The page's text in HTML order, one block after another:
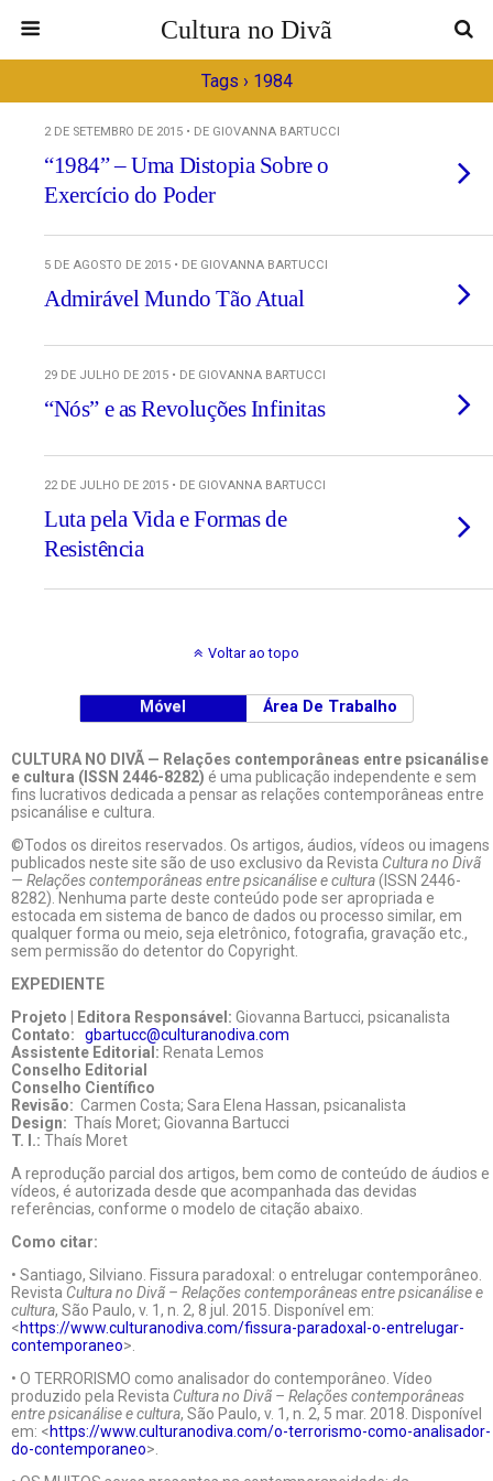
Cultura no Divã
Tags › 1984
2 DE SETEMBRO DE 2015 • DE GIOVANNA BARTUCCI
“1984” – Uma Distopia Sobre o
Exercício do Poder
5 DE AGOSTO DE 2015 • DE GIOVANNA BARTUCCI
Admirável Mundo Tão Atual
29 DE JULHO DE 2015 • DE GIOVANNA BARTUCCI
“Nós” e as Revoluções Infinitas
22 DE JULHO DE 2015 • DE GIOVANNA BARTUCCI
Luta pela Vida e Formas de
Resistência
Voltar ao topo
Móvel Área De Trabalho
CULTURA NO DIVÃ — Relações contemporâneas entre psicanálise
e cultura (ISSN 2446-8282) é uma publicação independente e sem
fins lucrativos dedicada a pensar as relações contemporâneas entre
psicanálise e cultura.
©Todos os direitos reservados. Os artigos, áudios, vídeos ou imagens
publicados neste site são de uso exclusivo da Revista Cultura no Divã
— Relações contemporâneas entre psicanálise e cultura(ISSN 2446-
8282). Nenhuma parte deste conteúdo pode ser apropriada e
estocada em sistema de banco de dados ou processo similar, em
qualquer forma ou meio, seja eletrônico, fotografia, gravação etc.,
sem permissão do detentor do Copyright.
EXPEDIENTE
Projeto | Editora Responsável: Giovanna Bartucci, psicanalista
Contato: gbartucc@culturanodiva.com
Assistente Editorial: Renata Lemos
Conselho Editorial
Conselho Científico
Revisão: Carmen Costa; Sara Elena Hassan, psicanalista
Design: Thaís Moret; Giovanna Bartucci
T. I.: Thaís Moret
A reprodução parcial dos artigos, bem como de conteúdo de áudios e
vídeos, é autorizada desde que acompanhada das devidas
referências, conforme o modelo de citação abaixo.
Como citar:
• Santiago, Silviano. Fissura paradoxal: o entrelugar contemporâneo.
Revista Cultura no Divã – Relações contemporâneas entre psicanálise e
cultura, São Paulo, v. 1, n. 2, 8 jul. 2015. Disponível em:
<https://www.culturanodiva.com/fissura-paradoxal-o-entrelugar-
contemporaneo>.
• O TERRORISMO como analisador do contemporâneo. Vídeo
produzido pela Revista Cultura no Divã – Relações contemporâneas
entre psicanálise e cultura, São Paulo, v. 1, n. 2, 5 mar. 2018. Disponível
em: <https://www.culturanodiva.com/o-terrorismo-como-analisador-
do-contemporaneo>.